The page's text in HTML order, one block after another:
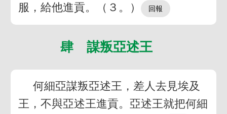
服，給他進貢。（３。）
肆 謀叛亞述王
何細亞謀叛亞述王，差人去見埃及
王，不與亞述王進貢。亞述王就把何細